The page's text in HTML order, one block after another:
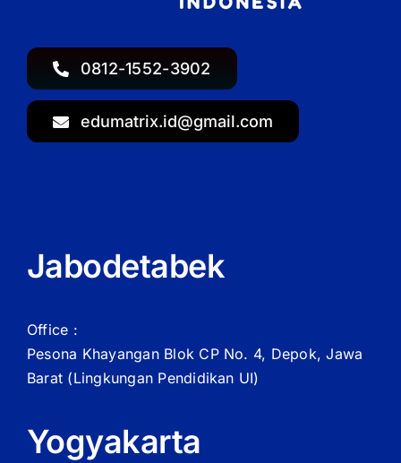
0812-1552-3902
edumatrix.id@gmail.com
Jabodetabek
Office :
Pesona Khayangan Blok CP No. 4, Depok, Jawa
Barat (Lingkungan Pendidikan UI)
Yogyakarta